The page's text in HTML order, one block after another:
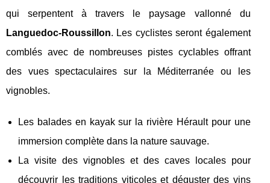
qui serpentent à travers le paysage vallonné du
Languedoc-Roussillon. Les cyclistes seront également
comblés avec de nombreuses pistes cyclables offrant
des vues spectaculaires sur la Méditerranée ou les
vignobles.
Les balades en kayak sur la rivière Hérault pour une
immersion complète dans la nature sauvage.
La visite des vignobles et des caves locales pour
découvrir les traditions viticoles et déguster des vins